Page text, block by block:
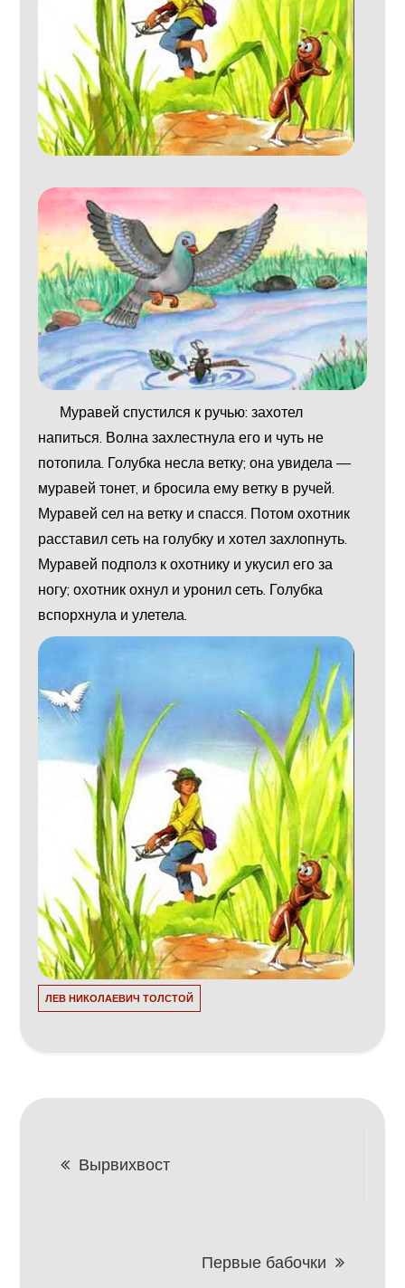
Муравей спустился к ручью: захотел
напиться. Волна захлестнула его и чуть не
потопила. Голубка несла ветку; она увидела —
муравей тонет, и бросила ему ветку в ручей.
Муравей сел на ветку и спасся. Потом охотник
расставил сеть на голубку и хотел захлопнуть.
Муравей подполз к охотнику и укусил его за
ногу; охотник охнул и уронил сеть. Голубка
вспорхнула и улетела.
ЛЕВ НИКОЛАЕВИЧ ТОЛСТОЙ
Навигация
Вырвихвост
Первые бабочки